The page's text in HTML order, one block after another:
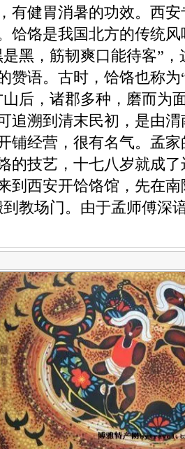
有健胃消暑的功效。西
饸饹是我国北方的传统
是黑，筋韧爽口能待客”
赞语。古时，饸饹也称为
后，诸郡多种，磨而为
追溯到清末民初，是由
铺经营，很有名气。孟
的技艺，十七八岁就成
到西安开饸饹馆，先在
到教场门。由于孟师傅